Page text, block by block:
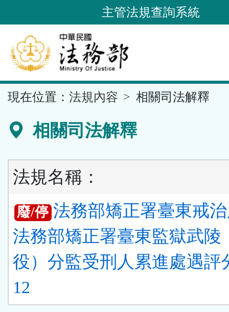
到
要
內
容
區
主管法規查詢系統
現在位置： 法規內容 相關司法解釋
相關司法解釋
法規名稱：
廢/停 法務部矯正署臺東戒
法務部矯正署臺東監獄武陵
役）分監受刑人累進處遇評
12